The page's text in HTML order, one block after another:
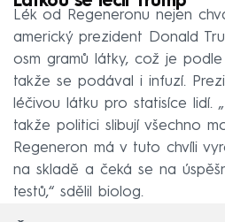
Lék od Regeneronu nejen
americký prezident Donald
osm gramů látky, což je podle
takže se podával i infuzí.
léčivou látku pro statisíce lidí.
takže politici slibují všechno
Regeneron má v tuto chvíli
na skladě a čeká se na
testů,“ sdělil biolog.